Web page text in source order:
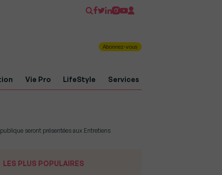
Abonnez-vous
Vie Pro LifeStyle Services
seront présentées aux Entretiens
LES PLUS POPULAIRES